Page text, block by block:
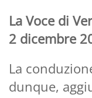
La Voce di
2 dicembre
La
dunque,